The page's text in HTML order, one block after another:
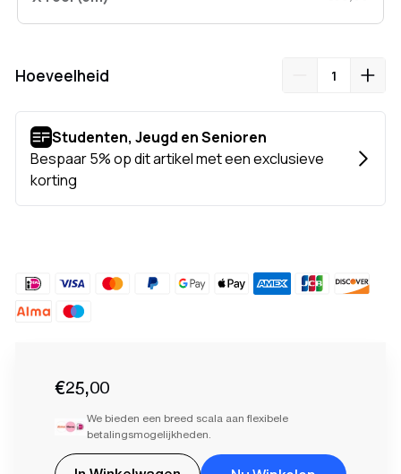
Hoeveelheid
€25,00
We bieden een breed scala aan flexibele
betalingsmogelijkheden.